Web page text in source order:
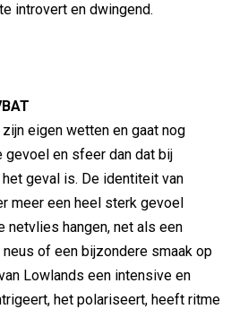
introvert en dwingend.
eigen wetten en gaat nog
gevoel en sfeer dan dat bij
het geval is. De identiteit van
meer een heel sterk gevoel
netvlies hangen, net als een
of een bijzondere smaak op
Lowlands een intensive en
het polariseert, heeft ritme